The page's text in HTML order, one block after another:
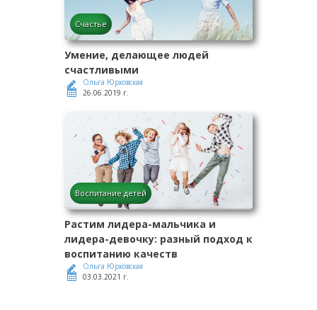
Счастье
Умение, делающее людей
счастливыми
Ольга Юрковская
26.06.2019 г.
Воспитание детей
Растим лидера-мальчика и
лидера-девочку: разный подход к
воспитанию качеств
Ольга Юрковская
03.03.2021 г.